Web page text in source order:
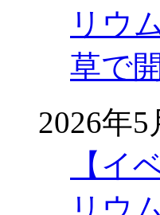
リウ
草で
2026年5
【イ